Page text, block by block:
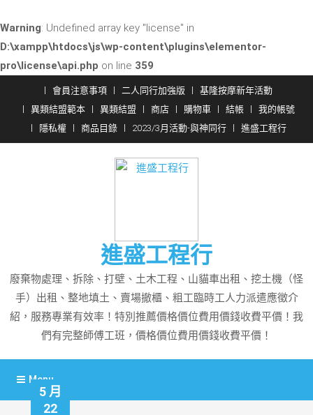
Warning: Undefined array key "license" in
D:\xampp\htdocs\js\wp-content\plugins\elementor-
pro\license\api.php on line 359
content
會員注意事項 二人同行加強版
基隆按摩新年活動
異類結盟範本
異類結盟 商店 購物車 結帳
我的帳號
隱私權
商品目錄 2023/3月活動-與神同行 進盛工程行
進盛工程行
廢棄物處理、拆除、打壁、土木工程、山貓車出租、挖土機（怪
手）出租、整地填土、賣場撤櫃、粗工臨時工人力派遣應徵介
紹，服務專業有效率！特別推薦價格價位費用價錢收費平價！我
們有完整師傅工班，價格價位費用價錢收費平價！
Menu
5 月
22